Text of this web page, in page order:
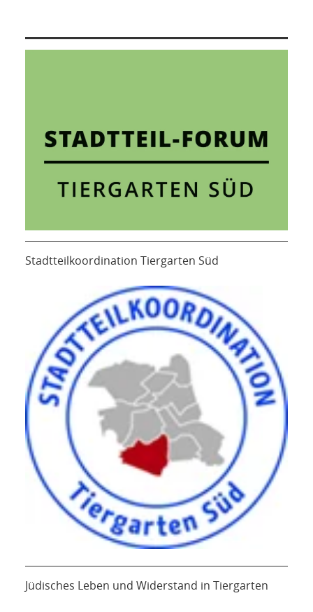
Stadtteilkoordination Tiergarten Süd
Jüdisches Leben und Widerstand in Tiergarten